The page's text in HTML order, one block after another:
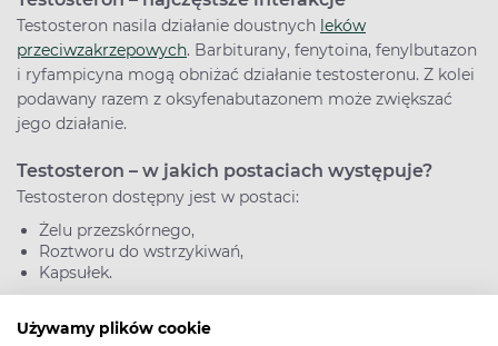
Używamy plików cookie
Testosteron nasila działanie doustnych leków
przeciwzakrzepowych. Barbiturany, fenytoina, fenylbutazon
i ryfampicyna mogą obniżać działanie testosteronu. Z kolei
podawany razem z oksyfenabutazonem może zwiększać
jego działanie.
Testosteron – w jakich postaciach występuje?
Testosteron dostępny jest w postaci:
Żelu przezskórnego,
Roztworu do wstrzykiwań,
Kapsułek.